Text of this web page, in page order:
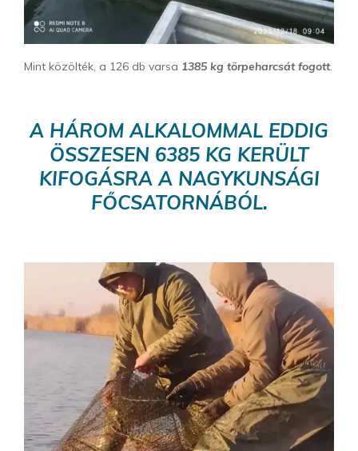
Mint közölték, a 126 db varsa 1385 kg törpeharcsát fogott.
A HÁROM ALKALOMMAL EDDIG
ÖSSZESEN 6385 KG KERÜLT
KIFOGÁSRA A NAGYKUNSÁGI
FŐCSATORNÁBÓL.